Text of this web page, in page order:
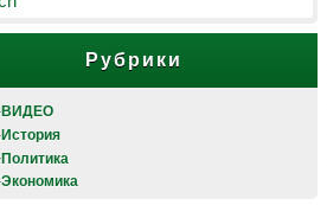
Рубрики
ВИДЕО
История
Политика
Экономика